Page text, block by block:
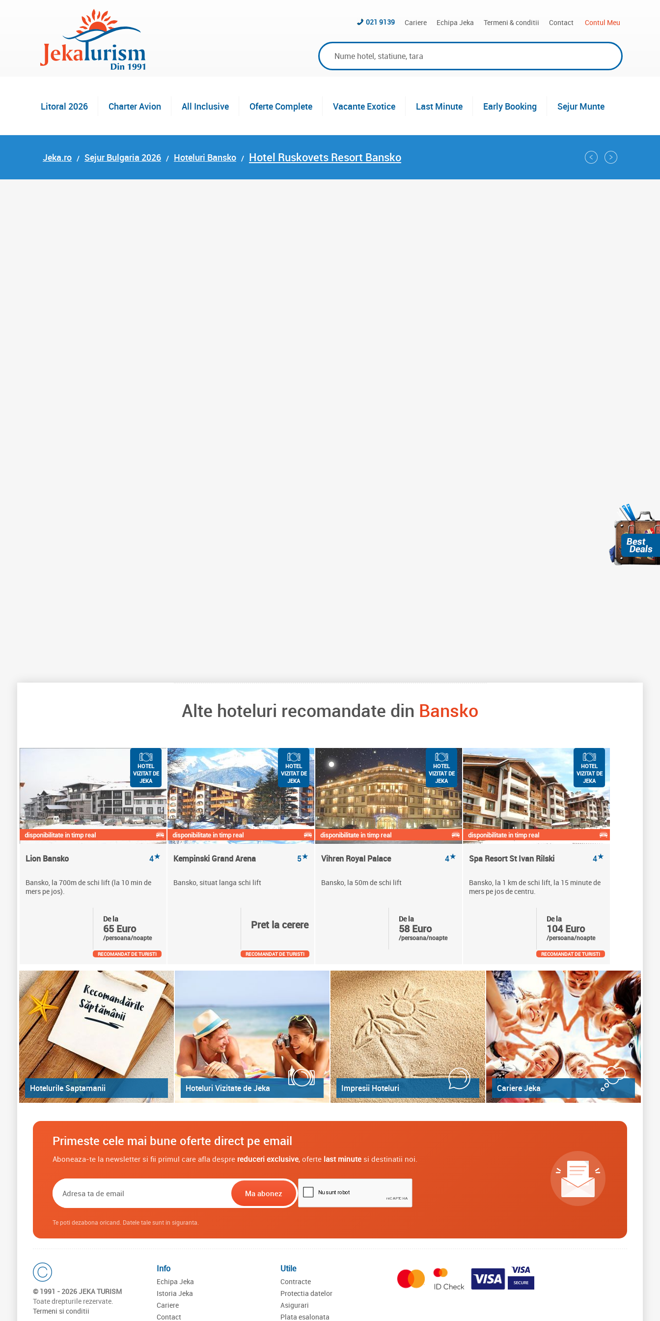
Cariere Echipa Jeka Termeni & conditii Contact Contul Meu
021 9139
Litoral 2026 Charter Avion All Inclusive Oferte Complete Vacante Exotice Last Minute Early Booking Sejur Munte
Jeka.ro Sejur Bulgaria 2026 Hoteluri Bansko Hotel Ruskovets Resort Bansko
Alte hoteluri recomandate din Bansko
disponibilitate in timp real
Lion Bansko 4★
Bansko, la 700m de schi lift (la 10 min de
mers pe jos).
De la
65 Euro
/persoana/noapte
HOTEL
VIZITAT DE
JEKA
RECOMANDAT DE TURISTI
disponibilitate in timp real
Kempinski Grand Arena 5★
Bansko, situat langa schi lift
Pret la cerere
HOTEL
VIZITAT DE
JEKA
RECOMANDAT DE TURISTI
disponibilitate in timp real
Vihren Royal Palace 4★
Bansko, la 50m de schi lift
De la
58 Euro
/persoana/noapte
HOTEL
VIZITAT DE
JEKA
disponibilitate in timp real
Spa Resort St Ivan Rilski 4★
Bansko, la 1 km de schi lift, la 15 minute de
mers pe jos de centru.
De la
104 Euro
/persoana/noapte
HOTEL
VIZITAT DE
JEKA
RECOMANDAT DE TURISTI
Hotelurile Saptamanii Hoteluri Vizitate de Jeka Impresii Hoteluri Cariere Jeka
Primeste cele mai bune oferte direct pe email
Aboneaza-te la newsletter si fii primul care afla despre reduceri exclusive, oferte last minutesi destinatii noi.
Te poti dezabona oricand. Datele tale sunt in siguranta.
© 1991 - 2026 JEKA TURISM
Toate drepturile rezervate.
Termeni si conditii
Info
Echipa Jeka
Istoria Jeka
Cariere
Contact
Utile
Contracte
Protectia datelor
Asigurari
Plata esalonata